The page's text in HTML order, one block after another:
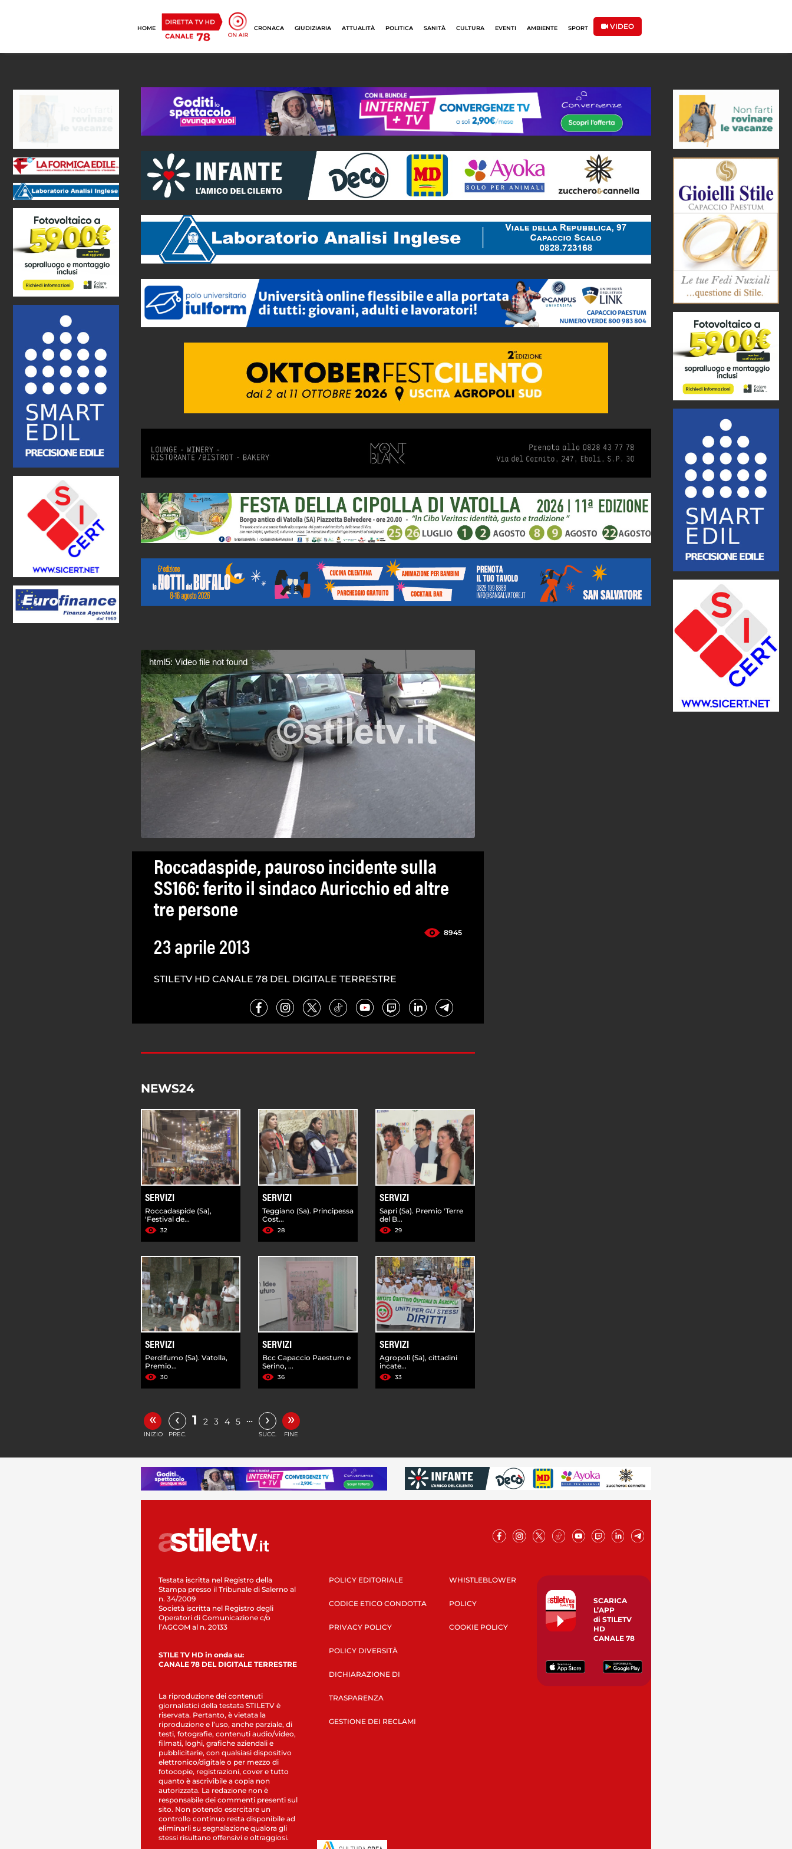
HOME CRONACA GIUDIZIARIA ATTUALITÀ POLITICA SANITÀ CULTURA EVENTI AMBIENTE SPORT VIDEO
html5: Video file not found
Roccadaspide, pauroso incidente sulla
SS166: ferito il sindaco Auricchio ed altre
tre persone
8945
23 aprile 2013
STILETV HD CANALE 78 DEL DIGITALE TERRESTRE
NEWS24
SERVIZI
Roccadaspide (Sa),
'Festival de...
32
SERVIZI
Teggiano (Sa). Principessa
Cost...
28
SERVIZI
Sapri (Sa). Premio 'Terre
del B...
29
SERVIZI
Perdifumo (Sa). Vatolla,
Premio...
30
SERVIZI
Bcc Capaccio Paestum e
Serino, ...
36
SERVIZI
Agropoli (Sa), cittadini
incate...
33
«
INIZIO
‹
PREC.
1 2 3 4 5 … ›
SUCC.
»
FINE
Testata iscritta nel Registro della
Stampa presso il Tribunale di Salerno al
n. 34/2009
Società iscritta nel Registro degli
Operatori di Comunicazione c/o
l’AGCOM al n. 20133
STILE TV HD in onda su:
CANALE 78 DEL DIGITALE TERRESTRE
La riproduzione dei contenuti
giornalistici della testata STILETV è
riservata. Pertanto, è vietata la
riproduzione e l’uso, anche parziale, di
testi, fotografie, contenuti audio/video,
filmati, loghi, grafiche aziendali e
pubblicitarie, con qualsiasi dispositivo
elettronico/digitale o per mezzo di
fotocopie, registrazioni, cover e tutto
quanto è ascrivibile a copia non
autorizzata. La redazione non è
responsabile dei commenti presenti sul
sito. Non potendo esercitare un
controllo continuo resta disponibile ad
eliminarli su segnalazione qualora gli
stessi risultano offensivi e oltraggiosi.
POLICY EDITORIALE
CODICE ETICO CONDOTTA
PRIVACY POLICY
POLICY DIVERSITÀ
DICHIARAZIONE DI
TRASPARENZA
GESTIONE DEI RECLAMI
WHISTLEBLOWER
POLICY
COOKIE POLICY
SCARICA
L’APP
di STILETV
HD
CANALE 78